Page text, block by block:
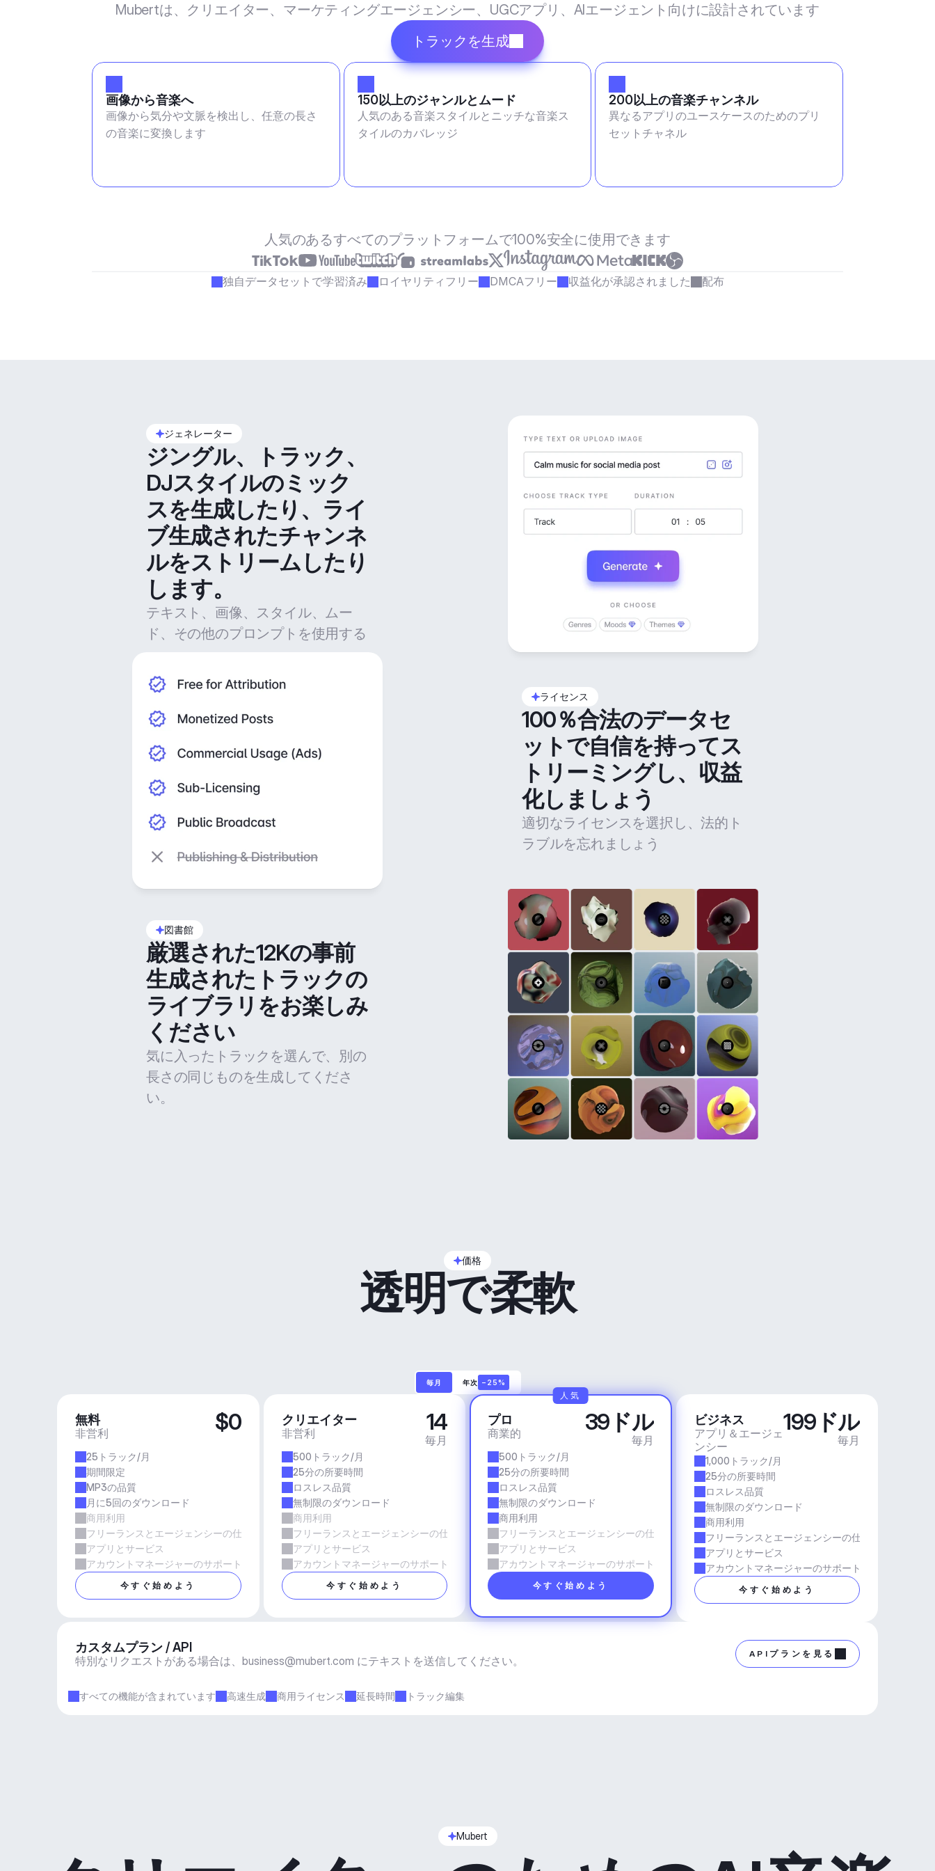
Mubertは、クリエイター、マーケティングエージェンシー、UGCアプリ、AIエージェント向けに設計されています
トラックを生成
画像から音楽へ
画像から気分や文脈を検出し、任意の長さ
の音楽に変換します
150以上のジャンルとムード
人気のある音楽スタイルとニッチな音楽ス
タイルのカバレッジ
200以上の音楽チャンネル
異なるアプリのユースケースのためのプリ
セットチャネル
人気のあるすべてのプラットフォームで100%安全に使用できます
独自データセットで学習済み ロイヤリティフリー DMCAフリー 収益化が承認されました 配布
ジェネレーター
ジングル、トラック、
DJスタイルのミック
スを生成したり、ライ
ブ生成されたチャンネ
ルをストリームしたり
します。
テキスト、画像、スタイル、ムー
ド、その他のプロンプトを使用する
ライセンス
100％合法のデータセ
ットで自信を持ってス
トリーミングし、収益
化しましょう
適切なライセンスを選択し、法的ト
ラブルを忘れましょう
図書館
厳選された12Kの事前
生成されたトラックの
ライブラリをお楽しみ
ください
気に入ったトラックを選んで、別の
長さの同じものを生成してくださ
い。
価格
透明で柔軟
毎月 年次 −25%
無料
非営利 $0
25トラック/月
期間限定
MP3の品質
月に5回のダウンロード
商用利用
フリーランスとエージェンシーの仕事
アプリとサービス
アカウントマネージャーのサポート
今すぐ始めよう
クリエイター
非営利 14
毎月
500トラック/月
25分の所要時間
ロスレス品質
無制限のダウンロード
商用利用
フリーランスとエージェンシーの仕事
アプリとサービス
アカウントマネージャーのサポート
今すぐ始めよう
プロ
商業的 39ドル
毎月
500トラック/月
25分の所要時間
ロスレス品質
無制限のダウンロード
商用利用
フリーランスとエージェンシーの仕事
アプリとサービス
アカウントマネージャーのサポート
今すぐ始めよう
人気
ビジネス
アプリ＆エージェ
ンシー
199ドル
毎月
1,000トラック/月
25分の所要時間
ロスレス品質
無制限のダウンロード
商用利用
フリーランスとエージェンシーの仕事
アプリとサービス
アカウントマネージャーのサポート
今すぐ始めよう
カスタムプラン / API
特別なリクエストがある場合は、 business@mubert.com にテキストを送信してください。
APIプランを見る
すべての機能が含まれています 高速生成 商用ライセンス 延長時間 トラック編集
Mubert